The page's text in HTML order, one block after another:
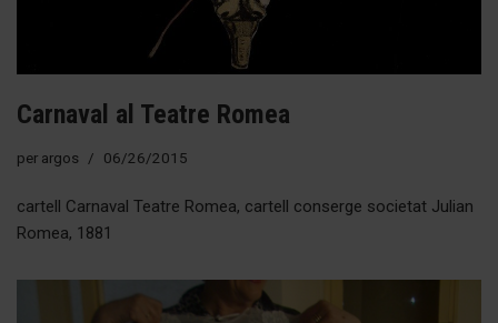
Carnaval al Teatre Romea
per argos 06/26/2015
cartell Carnaval Teatre Romea, cartell conserge societat Julian
Romea, 1881